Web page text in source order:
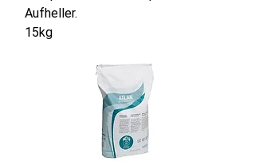
Aufheller.
15kg